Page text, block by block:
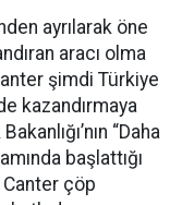
ayrılarak öne
aracı olma
şimdi Türkiye
kazandırmaya
“Daha
başlattığı
çöp